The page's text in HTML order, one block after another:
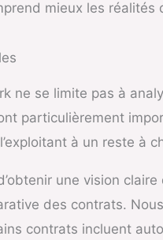
mieux les
ne se limite pas à
particulièrement
à un reste à
une vision
des contrats.
contrats incluent